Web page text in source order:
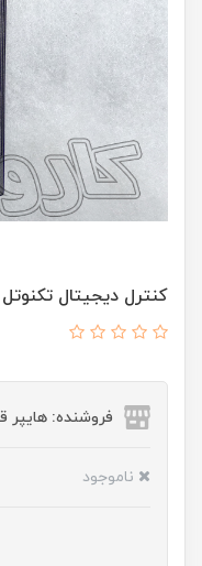
کنترل دیجیتال تکنوتل
فروشنده: هایپر
ناموجود